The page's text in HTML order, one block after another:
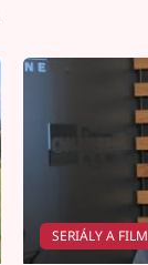
SERIÁLY A